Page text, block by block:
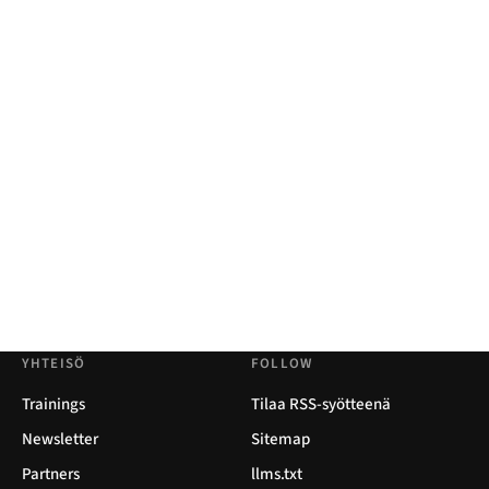
YHTEISÖ
Trainings
Newsletter
Partners
FOLLOW
Tilaa RSS-syötteenä
Sitemap
llms.txt